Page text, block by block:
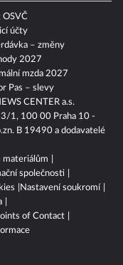
OSVČ
účty
– změny
2027
mzda 2027
Pas – slevy
CENTER a.s.
1, 100 00 Praha 10 -
B 19490 a dodavatelé
materiálům
společnosti
Nastavení soukromí
of Contact